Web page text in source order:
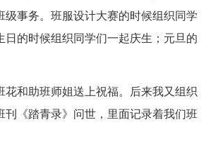
事务。班服设计大赛的时候组织同学
的时候组织同学们一起庆生；元旦的
和助班师姐送上祝福。后来我又组织
《踏青录》问世，里面记录着我们班